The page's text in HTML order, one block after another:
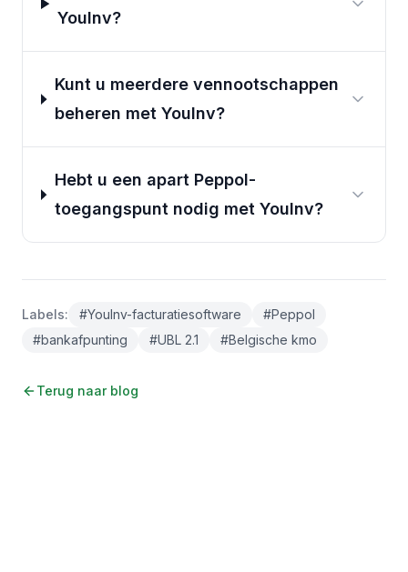
YouInv?
Kunt u meerdere vennootschappen
beheren met YouInv?
Hebt u een apart Peppol-
toegangspunt nodig met YouInv?
Labels: #YouInv-facturatiesoftware #Peppol
#bankafpunting #UBL 2.1 #Belgische kmo
Terug naar blog